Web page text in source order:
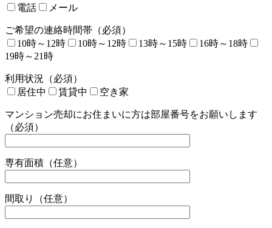
電話
メール
ご希望の連絡時間帯（必須）
10時～12時
10時～12時 13時～15時
16時～18時
19時～21時
利用状況（必須）
居住中
賃貸中 空き家
マンション売却にお住まいに方は部屋番号をお願いします
（必須）
専有面積（任意）
間取り（任意）